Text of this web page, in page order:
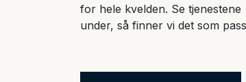
for hele kvelden. Se tjenestene
under, så finner vi det som